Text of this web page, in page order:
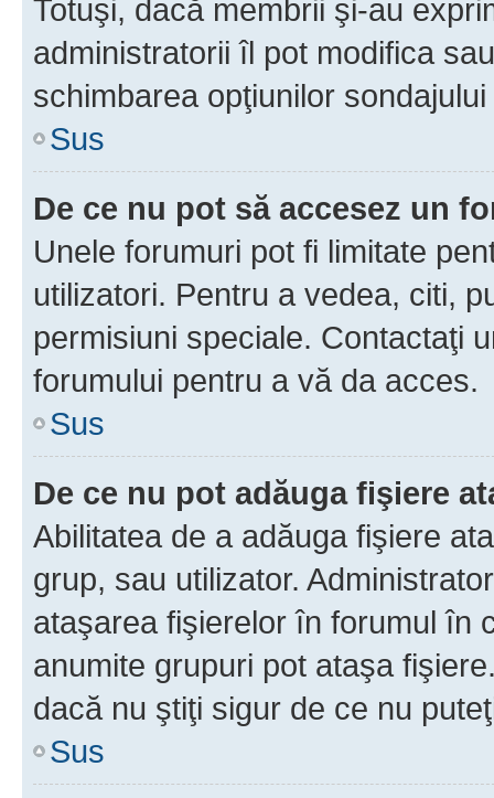
Totuşi, dacă membrii şi-au
administratorii îl pot modifica
schimbarea opţiunilor
Sus
De ce nu pot să accesez un
Unele forumuri pot fi limitate
utilizatori. Pentru a vedea, citi,
permisiuni speciale. Contactaţi
forumului pentru a vă da acces.
Sus
De ce nu pot adăuga fişiere
Abilitatea de a adăuga fişiere
grup, sau utilizator.
ataşarea fişierelor în forumul în
anumite grupuri pot ataşa
dacă nu ştiţi sigur de ce nu
Sus